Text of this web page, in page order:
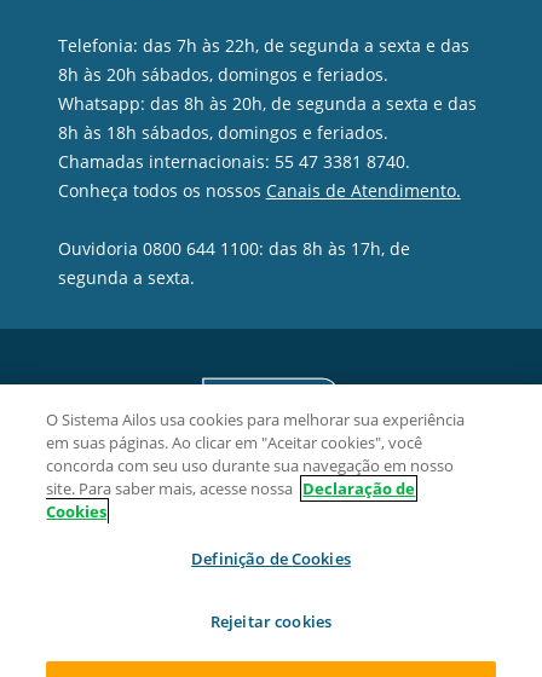
Telefonia: das 7h às 22h, de segunda a sexta e das
8h às 20h sábados, domingos e feriados.
Whatsapp: das 8h às 20h, de segunda a sexta e das
8h às 18h sábados, domingos e feriados.
Chamadas internacionais: 55 47 3381 8740.
Conheça todos os nossos Canais de Atendimento.
Ouvidoria 0800 644 1100: das 8h às 17h, de
segunda a sexta.
2026 Sistema Ailos. Todos os direitos reservados.
O Sistema Ailos usa cookies para melhorar sua experiência
em suas páginas. Ao clicar em "Aceitar cookies", você
concorda com seu uso durante sua navegação em nosso
site. Para saber mais, acesse nossa Declaração de
Cookies
Definição de Cookies
Rejeitar cookies